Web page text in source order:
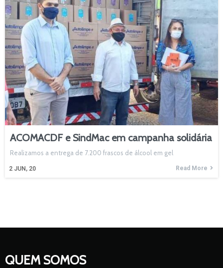
ACOMACDF e SindMac em campanha solidária
2 JUN, 20
Realizamos a entrega de 7.200 frascos de álcool em gel
Read More
QUEM SOMOS